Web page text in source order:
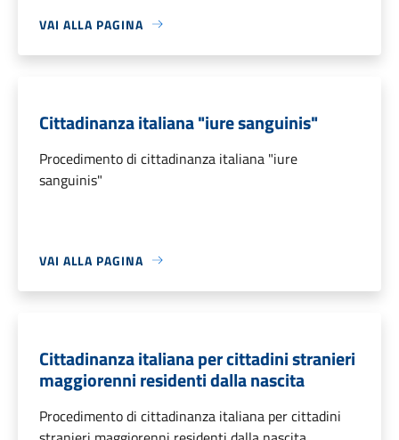
VAI ALLA PAGINA
Cittadinanza italiana "iure sanguinis"
Procedimento di cittadinanza italiana "iure
sanguinis"
VAI ALLA PAGINA
Cittadinanza italiana per cittadini stranieri
maggiorenni residenti dalla nascita
Procedimento di cittadinanza italiana per cittadini